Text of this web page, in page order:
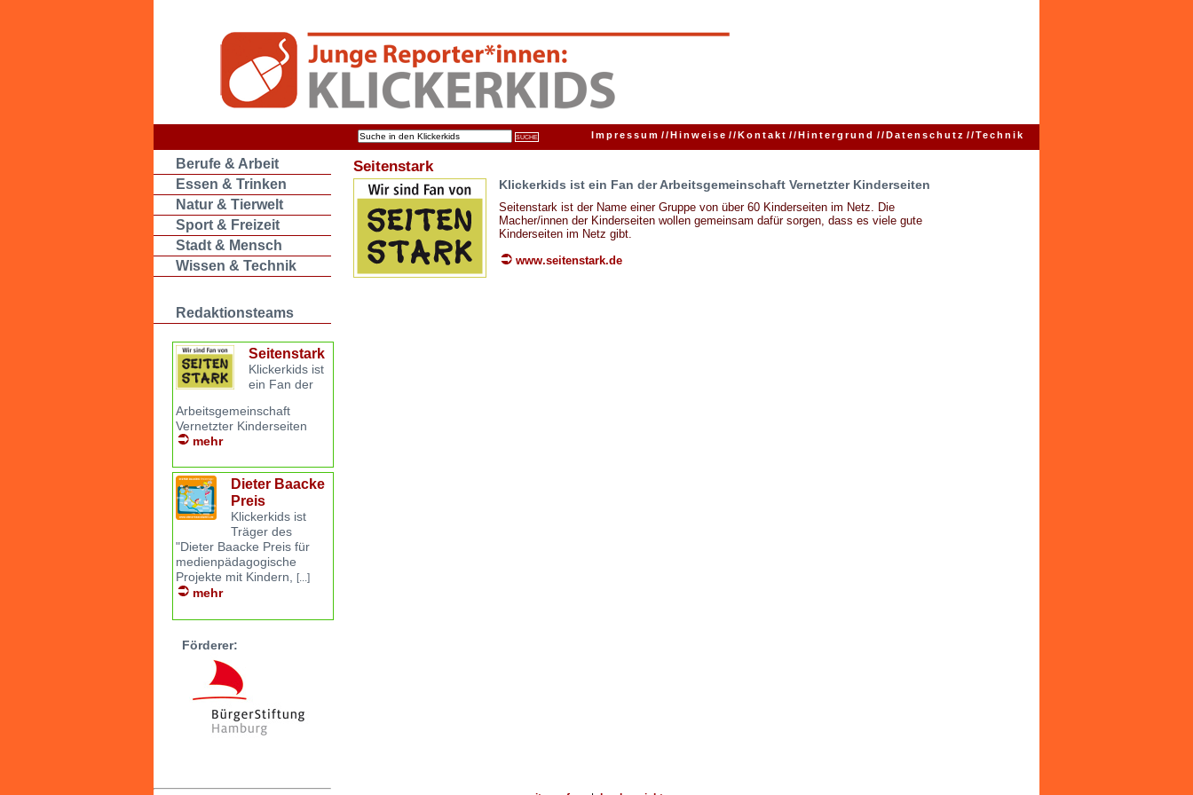
Impressum //Hinweise //Kontakt //Hintergrund //Datenschutz //Technik
Berufe & Arbeit
Essen & Trinken
Natur & Tierwelt
Sport & Freizeit
Stadt & Mensch
Wissen & Technik
Redaktionsteams
Seitenstark
Klickerkids ist
ein Fan der
Arbeitsgemeinschaft
Vernetzter Kinderseiten
mehr
Dieter Baacke
Preis
Klickerkids ist
Träger des
"Dieter Baacke Preis für
medienpädagogische
Projekte mit Kindern, [...]
mehr
Förderer:
Seitenstark
Klickerkids ist ein Fan der Arbeitsgemeinschaft Vernetzter Kinderseiten
Seitenstark ist der Name einer Gruppe von über 60 Kinderseiten im Netz. Die
Macher/innen der Kinderseiten wollen gemeinsam dafür sorgen, dass es viele gute
Kinderseiten im Netz gibt.
www.seitenstark.de